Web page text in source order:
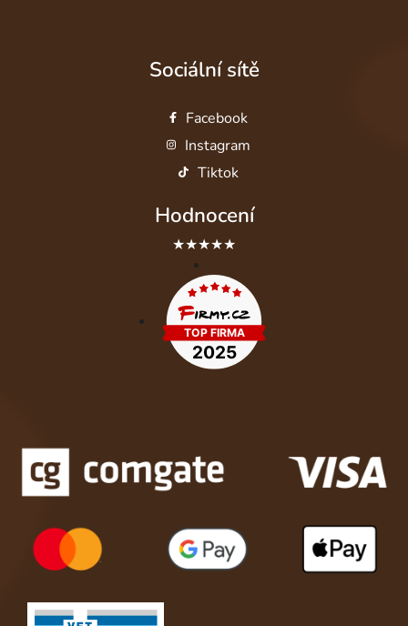
Sociální sítě
Facebook
Instagram
Tiktok
Hodnocení
★★★★★